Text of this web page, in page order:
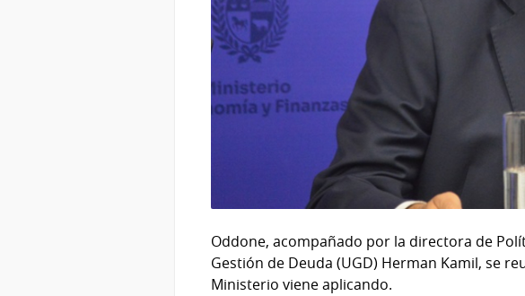
Oddone, acompañado por la directora de
Gestión de Deuda (UGD) Herman Kamil, se
Ministerio viene aplicando.